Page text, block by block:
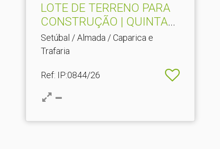
LOTE DE TERRENO PARA
CONSTRUÇÃO | QUINTA
DO F.​..
Setúbal / Almada / Caparica e
Trafaria
Ref: IP:0844/26